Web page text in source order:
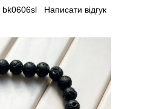
bk0606sl Написати відгук